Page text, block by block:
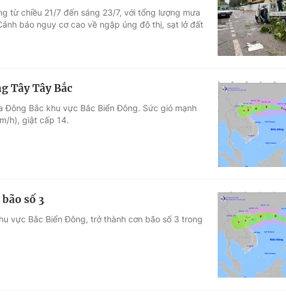
từ chiều 21/7 đến sáng 23/7, với tổng lượng mưa
báo nguy cơ cao về ngập úng đô thị, sạt lở đất
Tây Tây Bắc
Đông Bắc khu vực Bắc Biển Đông. Sức gió mạnh
h), giật cấp 14.
số 3
vực Bắc Biển Đông, trở thành cơn bão số 3 trong